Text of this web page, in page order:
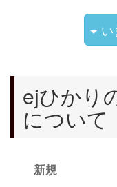
ejひかり
について
新規